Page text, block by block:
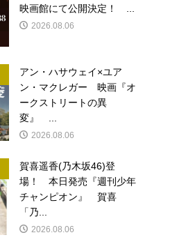
映画館にて公開決定！ ...
2026.08.06
アン・ハサウェイ×ユア
ン・マクレガー 映画『オ
ークストリートの異
変』 ...
2026.08.06
賀喜遥香(乃木坂46)登
場！ 本日発売『週刊少年
チャンピオン』 賀喜
「乃...
2026.08.06